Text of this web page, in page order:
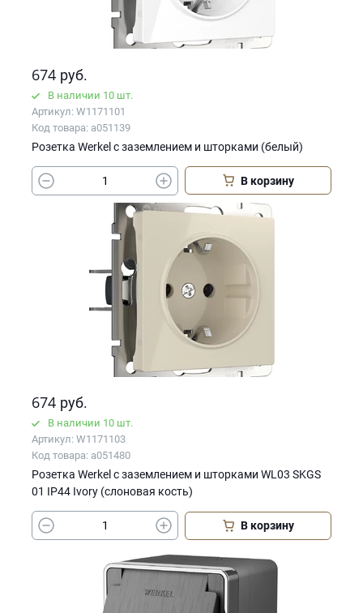
674 руб.
В наличии 10 шт.
Артикул: W1171101
Код товара: a051139
Розетка Werkel с заземлением и шторками (белый)
В корзину
674 руб.
В наличии 10 шт.
Артикул: W1171103
Код товара: a051480
Розетка Werkel с заземлением и шторками WL03 SKGS
01 IP44 Ivory (слоновая кость)
В корзину